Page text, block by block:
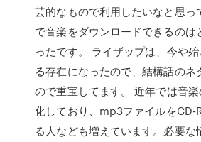
芸的なもので利用したいなと思っ
で音楽をダウンロードできるのは
ったです。 ライザップは、今や
る存在になったので、結構話のネ
ので重宝してます。 近年では音
化しており、mp3ファイルをCD-
る人なども増えています。必要な